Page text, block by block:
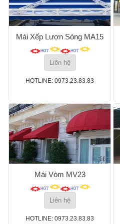
Mái Xếp Lượn Sóng MA15
Liên hệ
HOTLINE: 0973.23.83.83
Mái Vòm MV23
Liên hệ
HOTLINE: 0973.23.83.83